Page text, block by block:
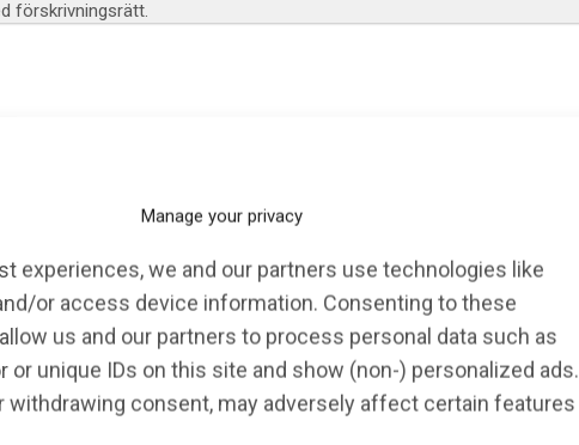
Manage your privacy
experiences, we and our partners use technologies like
or access device information. Consenting to these
us and our partners to process personal data such as
or unique IDs on this site and show (non-) personalized ads.
withdrawing consent, may adversely affect certain features
förskrivningsrätt.
EVENT OPINION